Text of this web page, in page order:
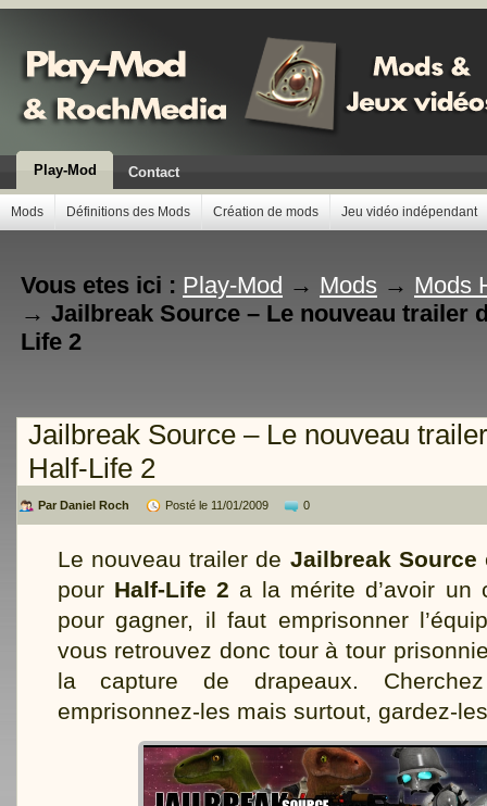
Play-Mod Contact
Mods Définitions des Mods Création de mods Jeu vidéo indépendant
Vous etes ici : Play-Mod → Mods → Mods
→ Jailbreak Source – Le nouveau trailer
Life 2
Jailbreak Source – Le nouveau
Half-Life 2
Par Daniel Roch Posté le 11/01/2009 0
Le nouveau trailer de Jailbreak Source
pour Half-Life 2 a la mérite d’avoir un
pour gagner, il faut emprisonner
vous retrouvez donc tour à tour
la capture de drapeaux.
emprisonnez-les mais surtout, gardez-